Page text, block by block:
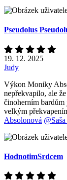
Pseudolus
19. 12. 2025
Judy
Výkon Moniky
nepřekvapilo, ale
činoherním bardům
velkým
Absolonová
HodnotimSrdcem